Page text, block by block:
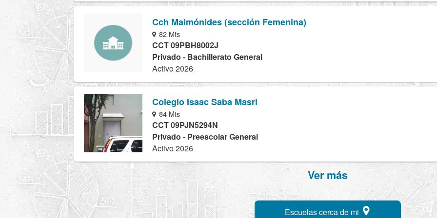
Cch Maimónides (sección Femenina)
82 Mts
CCT 09PBH8002J
Privado - Bachillerato General
Activo 2026
Colegio Isaac Saba Masri
84 Mts
CCT 09PJN5294N
Privado - Preescolar General
Activo 2026
Ver más
Escuelas cerca de mi